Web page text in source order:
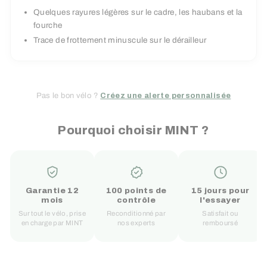
Quelques rayures légères sur le cadre, les haubans et la
fourche
Trace de frottement minuscule sur le dérailleur
Pas le bon vélo ? Créez une alerte personnalisée
Pourquoi choisir MINT ?
Garantie 12
mois
Sur tout le vélo, prise
en charge par MINT
100 points de
contrôle
Reconditionné par
nos experts
15 jours pour
l'essayer
Satisfait ou
remboursé